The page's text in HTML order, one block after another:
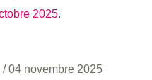
2025.
/04 novembre 2025